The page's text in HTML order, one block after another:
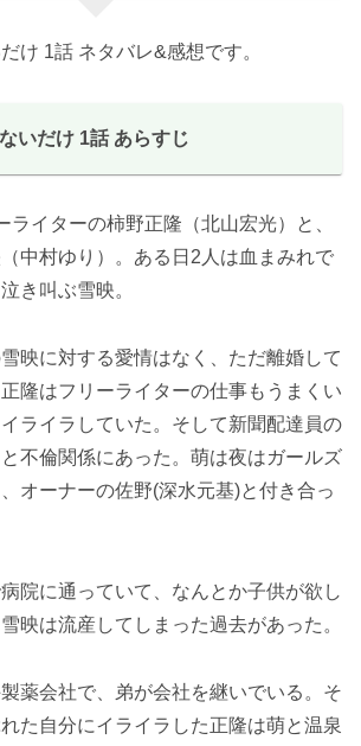
け 1話 ネタバレ&感想です。
いだけ 1話 あらすじ
ライターの柿野正隆（北山宏光）と、
中村ゆり）。ある日2人は血まみれで
き叫ぶ雪映。
映に対する愛情はなく、ただ離婚して
隆はフリーライターの仕事もうまくい
ライラしていた。そして新聞配達員の
不倫関係にあった。萌は夜はガールズ
オーナーの佐野(深水元基)と付き合っ
院に通っていて、なんとか子供が欲し
映は流産してしまった過去があった。
薬会社で、弟が会社を継いでいる。そ
た自分にイライラした正隆は萌と温泉